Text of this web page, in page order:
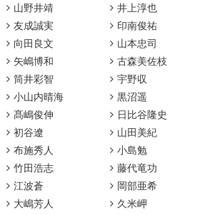
山野井靖
井上淳也
友成誠実
印南俊祐
向田良文
山本忠司
矢嶋博和
古森美佐枝
筒井彩智
宇野収
小山内晴海
黒沼遥
髙嶋俊伸
日比谷隆史
初谷遼
山田美紀
布施秀人
小島勉
竹田浩志
藤代竜功
江波蒼
岡部亜希
大嶋芳人
久米岬